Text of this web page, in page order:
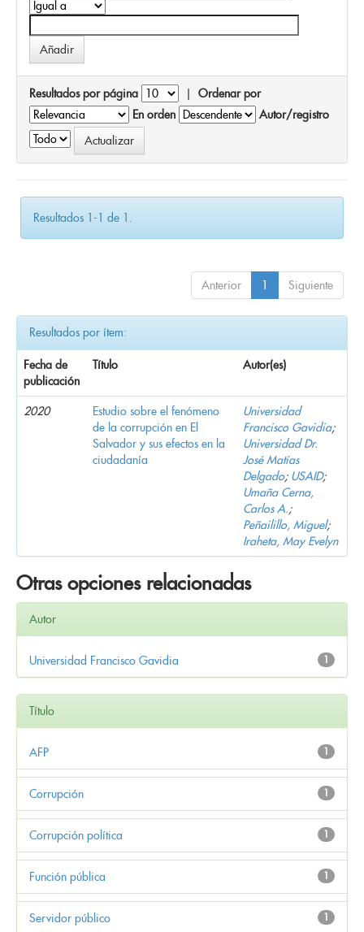
Resultados por página | Ordenar por
En orden
Autor/registro
Resultados 1-1 de 1.
Anterior 1 Siguiente
Resultados por ítem:
Fecha de
publicación
Título Autor(es)
2020
Estudio sobre el fenómeno
de la corrupción en El
Salvador y sus efectos en la
ciudadanía
Universidad
Francisco Gavidia;
Universidad Dr.
José Matías
Delgado; USAID;
Umaña Cerna,
Carlos A.;
Peñailillo, Miguel;
Iraheta, May Evelyn
Otras opciones relacionadas
Autor
1
Universidad Francisco Gavidia
Título
1
AFP
1
Corrupción
1
Corrupción política
1
Función pública
1
Servidor público